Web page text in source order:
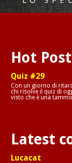
Hot Post
Quiz #29
Con un giorno di
chi risolve il quiz di
visto che è una
Latest
Lucacat